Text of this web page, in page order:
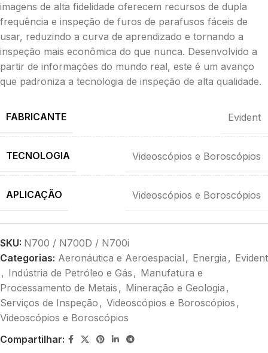
imagens de alta fidelidade oferecem recursos de dupla
frequência e inspeção de furos de parafusos fáceis de
usar, reduzindo a curva de aprendizado e tornando a
inspeção mais econômica do que nunca. Desenvolvido a
partir de informações do mundo real, este é um avanço
que padroniza a tecnologia de inspeção de alta qualidade.
FABRICANTE Evident
TECNOLOGIA Videoscópios e Boroscópios
APLICAÇÃO Videoscópios e Boroscópios
SKU: N700 / N700D / N700i
Categorias: Aeronáutica e Aeroespacial , Energia , Evident
, Indústria de Petróleo e Gás , Manufatura e
Processamento de Metais , Mineração e Geologia ,
Serviços de Inspeção , Videoscópios e Boroscópios ,
Videoscópios e Boroscópios
Compartilhar: